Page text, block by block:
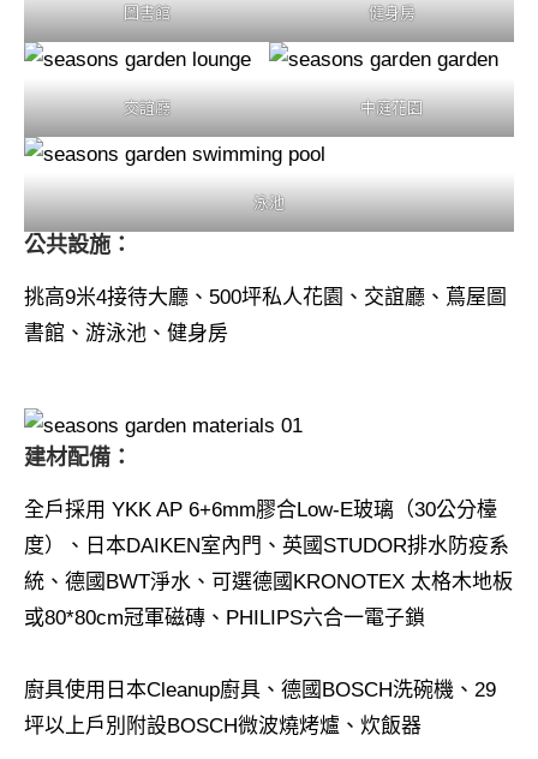
圖書館 健身房
交誼廳 中庭花園
泳池
公共設施：
挑高9米4接待大廳、500坪私人花園、交誼廳、蔦屋圖
書館、游泳池、健身房
建材配備：
全戶採用 YKK AP 6+6mm膠合Low-E玻璃（30公分檯
度）、日本DAIKEN室內門、英國STUDOR排水防疫系
統、德國BWT淨水、可選德國KRONOTEX 太格木地板
或80*80cm冠軍磁磚、PHILIPS六合一電子鎖
廚具使用日本Cleanup廚具、德國BOSCH洗碗機、29
坪以上戶別附設BOSCH微波燒烤爐、炊飯器